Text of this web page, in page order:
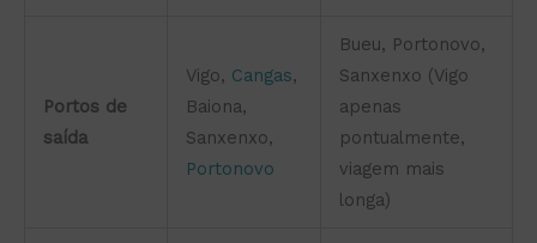
Portos de
saída
Vigo, Cangas,
Baiona,
Sanxenxo,
Portonovo
Bueu, Portonovo,
Sanxenxo (Vigo
apenas
pontualmente,
viagem mais
longa)